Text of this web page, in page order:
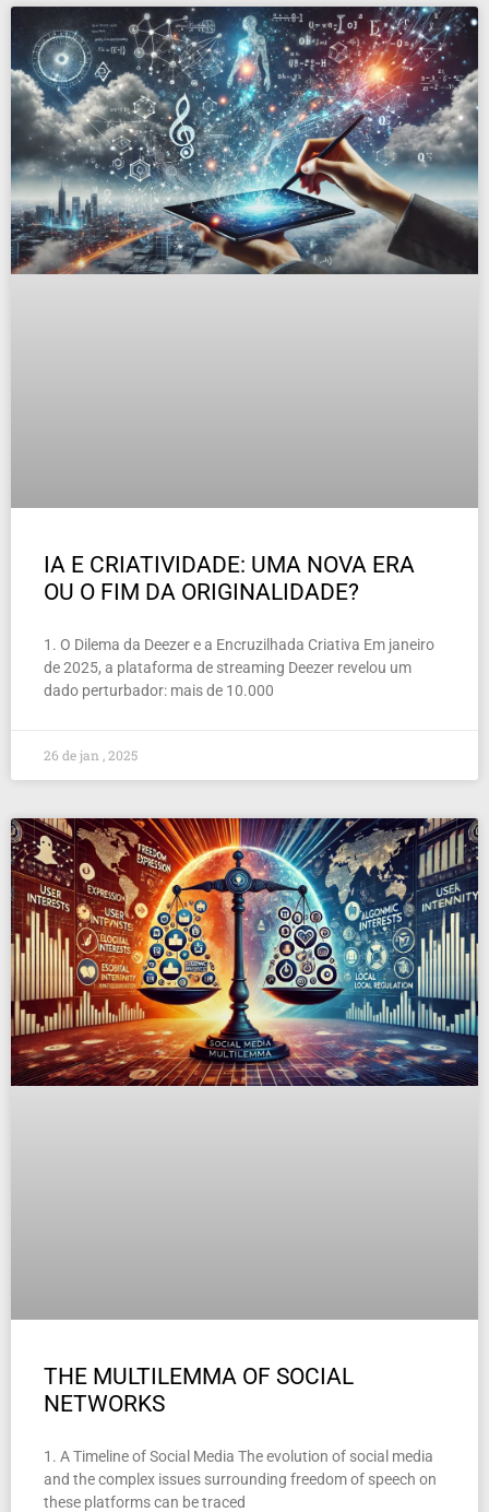
IA E CRIATIVIDADE: UMA NOVA ERA
OU O FIM DA ORIGINALIDADE?
1. O Dilema da Deezer e a Encruzilhada Criativa Em janeiro
de 2025, a plataforma de streaming Deezer revelou um
dado perturbador: mais de 10.000
26 de jan , 2025
THE MULTILEMMA OF SOCIAL
NETWORKS
1. A Timeline of Social Media The evolution of social media
and the complex issues surrounding freedom of speech on
these platforms can be traced